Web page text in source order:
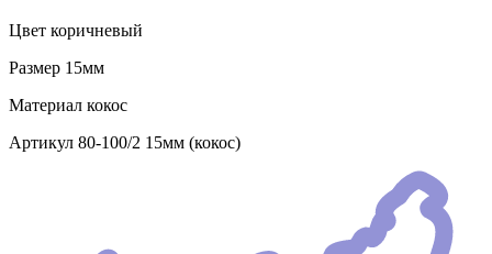
Цвет коричневый
Размер 15мм
Материал кокос
Артикул 80-100/2 15мм (кокос)